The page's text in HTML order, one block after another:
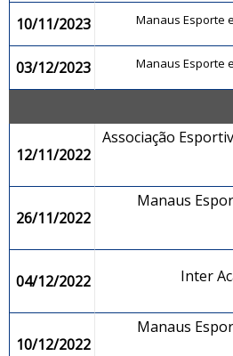
10/11/2023 Manaus Esporte
03/12/2023 Manaus Esporte
12/11/2022
Associação
26/11/2022
Manaus
04/12/2022 Inter
10/12/2022
Manaus